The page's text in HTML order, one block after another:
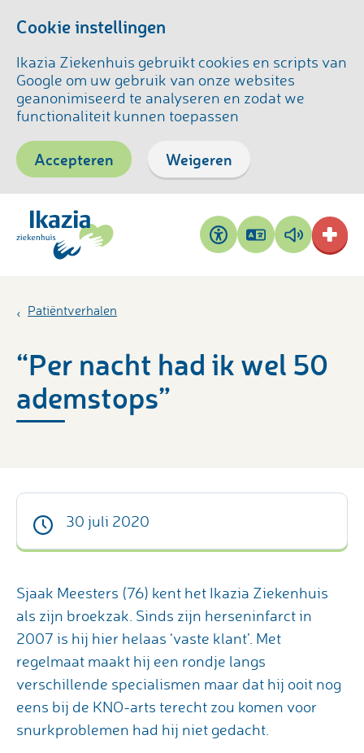
Cookie instellingen
Ikazia Ziekenhuis gebruikt cookies en scripts van
Google om uw gebruik van onze websites
geanonimiseerd te analyseren en zodat we
functionaliteit kunnen toepassen
Accepteren Weigeren
Toegankelijkheid
Pagina
vertalen
Pagina
voorlezen
Patiëntverhalen
“Per nacht had ik wel 50
ademstops”
30 juli 2020
Sjaak Meesters (76) kent het Ikazia Ziekenhuis
als zijn broekzak. Sinds zijn herseninfarct in
2007 is hij hier helaas ‘vaste klant’. Met
regelmaat maakt hij een rondje langs
verschillende specialismen maar dat hij ooit nog
eens bij de KNO-arts terecht zou komen voor
snurkproblemen had hij niet gedacht.